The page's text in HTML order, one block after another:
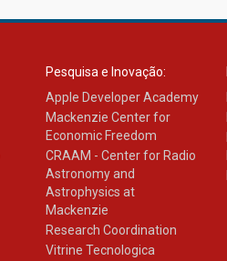
Pesquisa e Inovação:
Apple Developer Academy
Mackenzie Center for
Economic Freedom
CRAAM - Center for Radio
Astronomy and
Astrophysics at
Mackenzie
Research Coordination
Vitrine Tecnologica